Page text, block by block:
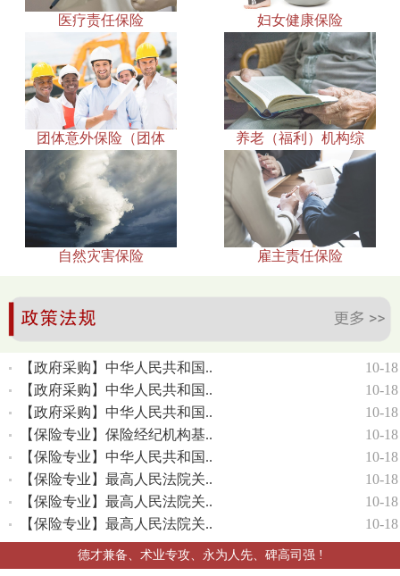
医疗责任保险 妇女健康保险
团体意外保险（团体 养老（福利）机构综
自然灾害保险 雇主责任保险
【政府采购】中华人民共和国..
10-18
【政府采购】中华人民共和国..
10-18
【政府采购】中华人民共和国..
10-18
【保险专业】保险经纪机构基..
10-18
【保险专业】中华人民共和国..
10-18
【保险专业】最高人民法院关..
10-18
【保险专业】最高人民法院关..
10-18
【保险专业】最高人民法院关..
10-18
德才兼备、术业专攻、永为人先、碑高司强 !